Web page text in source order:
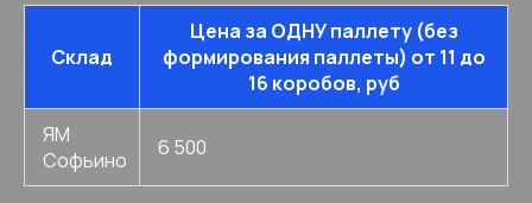
Склад
Цена за ОДНУ паллету (без
формирования паллеты) от 11 до
16 коробов, руб
ЯМ
Софьино
6 500